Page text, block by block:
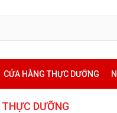
CỬA HÀNG THỰC DƯỠNG
THỰC DƯỠNG